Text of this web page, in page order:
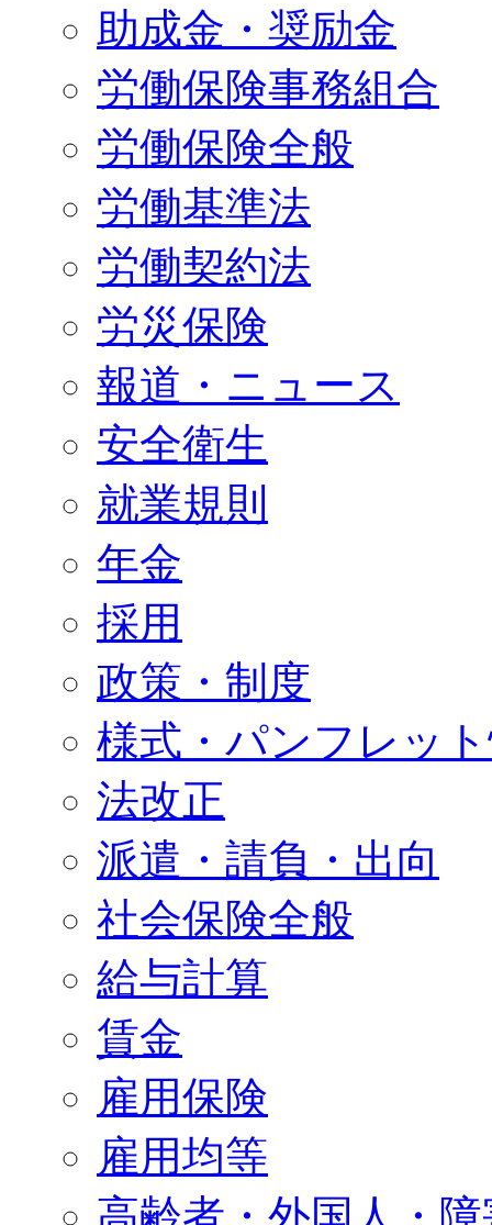
助成金・奨励金
労働保険事務組合
労働保険全般
労働基準法
労働契約法
労災保険
報道・ニュース
安全衛生
就業規則
年金
採用
政策・制度
様式・パンフレッ
法改正
派遣・請負・出向
社会保険全般
給与計算
賃金
雇用保険
雇用均等
高齢者・外国人・